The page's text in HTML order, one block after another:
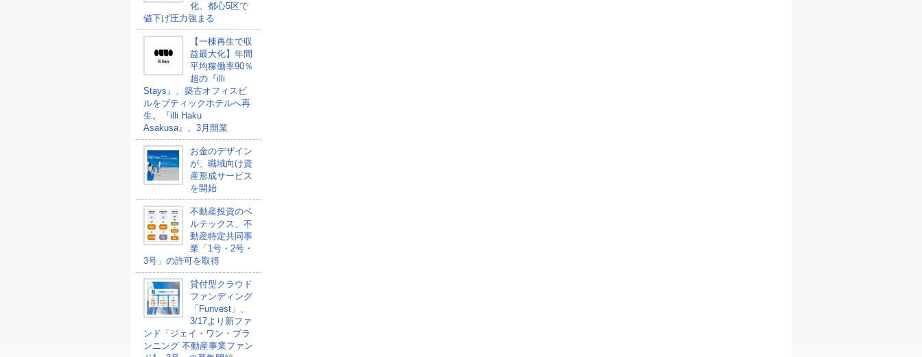
化、都心5区で
値下げ圧力強まる
【一棟再生で収
益最大化】年間
平均稼働率90％
超の『illi
Stays』、築古オフィスビ
ルをブティックホテルへ再
生。『illi Haku
Asakusa』、3月開業
お金のデザイン
が、職域向け資
産形成サービス
を開始
不動産投資のベ
ルテックス、不
動産特定共同事
業「1号・2号・
3号」の許可を取得
貸付型クラウド
ファンディング
「Funvest」、
3/17より新ファ
ンド「ジェイ・ワン・プラ
ンニング 不動産事業ファン